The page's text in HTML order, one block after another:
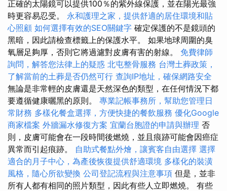
正確的太陽鏡可以提供100％的紫外線保護，並在陽光最強
時更容易忍受。 永和護理之家，提供舒適的居住環境和貼
心照顧 如何選擇有效的SEO關鍵字 確定保護的不是鏡頭的
黑暗，因此請檢查標籤上的保護水平。 如果地球周圍的臭
氧層足夠厚，否則它將過濾對皮膚有害的射線。 免費律師
詢問，解答您法律上的疑惑 北屯整骨服務 台灣土葬政策，
了解當前的土葬是否仍然可行 查詢IP地址，確保網路安全
無論是非常輕的皮膚還是天然深色的類型，在任何情況下都
要遵循健康曬黑的原則。 專業記帳事務所，幫助您管理日
常財務 多樣化餐盒選擇，方便快捷的餐飲服務 優化Google
商家檔案 外牆漏水修復方案 宜蘭台胞證的申請與辦理 否
則，皮膚可能會在一段時間後燃燒，並且痕跡可能會因癌症
異常而引起痕跡。 自助式餐點外燴，讓賓客自由選擇 選擇
適合的月子中心，為產後恢復提供舒適環境 多樣化的裝潢
風格，隨心所欲變換 公司登記流程與注意事項 但是，並非
所有人都有相同的照片類型，因此有些人立即燃燒。 有些